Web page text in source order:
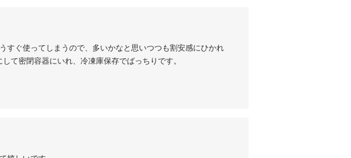
すぐ使ってしまうので、多いかなと思いつつも割安感にひかれ
て密閉容器にいれ、冷凍庫保存でばっちりです。